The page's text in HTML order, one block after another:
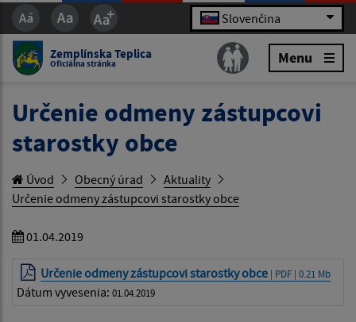
Slovenčina
Zemplínska Teplica
Oficiálna stránka Menu
Určenie odmeny zástupcovi
starostky obce
Úvod Obecný úrad
Aktuality
Určenie odmeny zástupcovi starostky obce
01.04.2019
Určenie odmeny zástupcovi starostky obce | PDF | 0.21 Mb
Dátum vyvesenia: 01.04.2019